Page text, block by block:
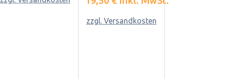
zzgl. Versandkosten